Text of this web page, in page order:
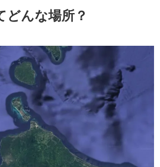
どんな場所？